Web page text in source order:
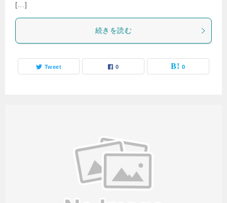
[…]
続きを読む
Tweet 0 0